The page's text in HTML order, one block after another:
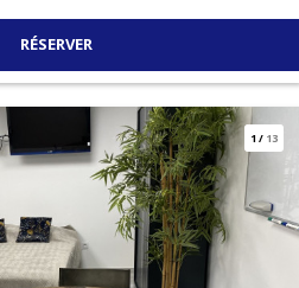
RÉSERVER
1/ 13